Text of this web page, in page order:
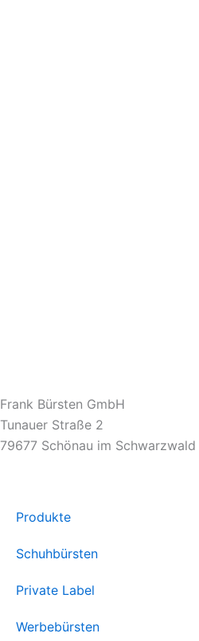
Frank Bürsten GmbH
Tunauer Straße 2
79677 Schönau im Schwarzwald
Produkte
Schuhbürsten
Private Label
Werbebürsten